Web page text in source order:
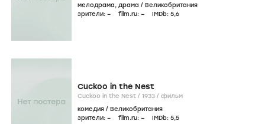
мелодрама, драма / Великобритания
зрители: – film.ru: – IMDb: 5,6
Cuckoo in the Nest
Cuckoo in the Nest / 1933 / фильм
комедия / Великобритания
зрители: – film.ru: – IMDb: 5,5